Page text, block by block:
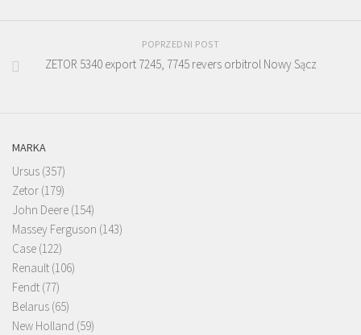
POPRZEDNI POST
ZETOR 5340 export 7245, 7745 revers orbitrol Nowy Sącz
MARKA
Ursus (357)
Zetor (179)
John Deere (154)
Massey Ferguson (143)
Case (122)
Renault (106)
Fendt (77)
Belarus (65)
New Holland (59)